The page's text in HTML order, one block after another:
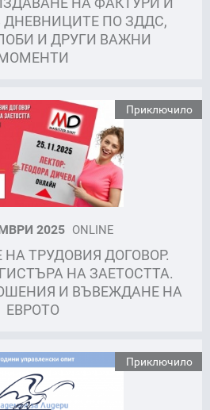
ДНЕВНИЦИТЕ ПО ЗДДС,
И ДРУГИ ВАЖНИ
Приключило
2025 ONLINE
НА ТРУДОВИЯ ДОГОВОР.
НА ЗАЕТОСТТА.
И ВЪВЕЖДАНЕ НА
ЕВРОТО
Приключило